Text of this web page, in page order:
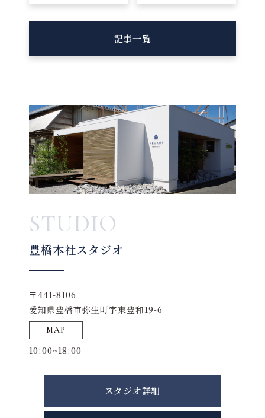
記事一覧
STUDIO
豊橋本社スタジオ
〒441-8106
愛知県豊橋市弥生町字東豊和19-6
MAP
10:00~18:00
スタジオ詳細